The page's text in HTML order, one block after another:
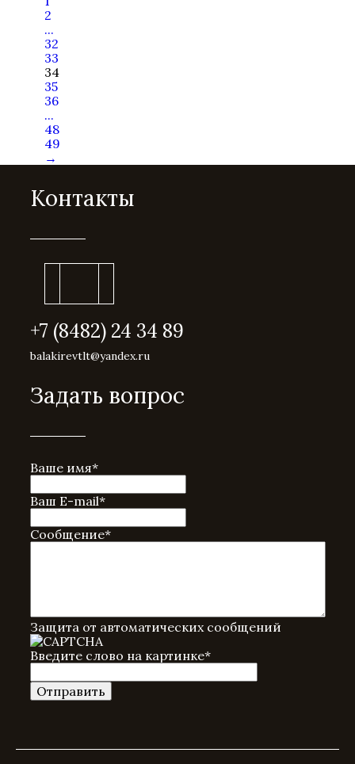
2
...
32
33
34
35
36
...
48
49
→
Контакты
+7 (8482) 24 34 89
balakirevtlt@yandex.ru
Задать вопрос
Ваше имя*
Ваш E-mail*
Сообщение*
Защита от автоматических сообщений
Введите слово на картинке*